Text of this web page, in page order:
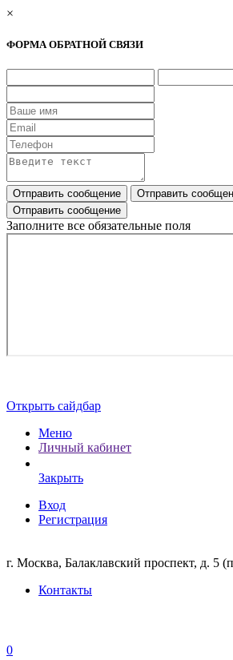
×
ФОРМА ОБРАТНОЙ СВЯЗИ
Заполните все обязательные поля
Открыть сайдбар
Меню
Личный кабинет
Закрыть
Вход
Регистрация
г. Москва, Балаклавский проспект, д. 5
Контакты
0